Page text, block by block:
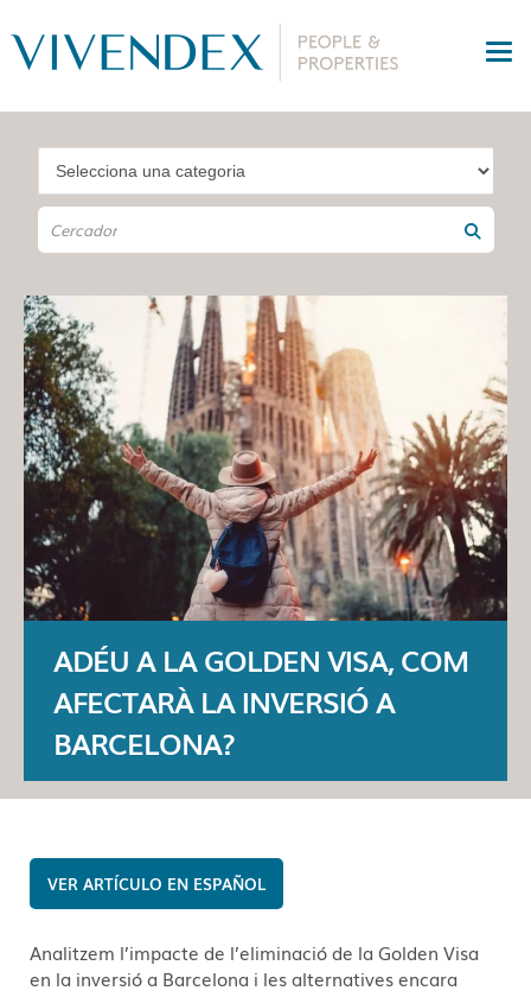
ADÉU A LA GOLDEN VISA, COM
AFECTARÀ LA INVERSIÓ A
BARCELONA?
ESPAÑOL
Analitzem l’impacte de l’eliminació de la Golden Visa
en la inversió a Barcelona i les alternatives encara